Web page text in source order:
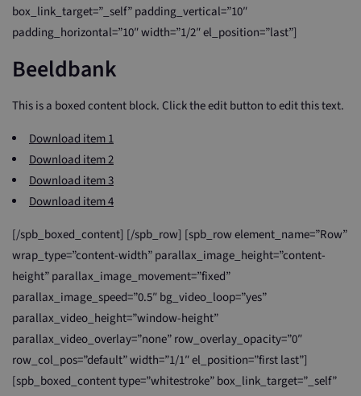
box_link_target=”_self” padding_vertical=”10″
padding_horizontal=”10″ width=”1/2″ el_position=”last”]
Beeldbank
This is a boxed content block. Click the edit button to edit this text.
Download item 1
Download item 2
Download item 3
Download item 4
[/spb_boxed_content] [/spb_row] [spb_row element_name=”Row”
wrap_type=”content-width” parallax_image_height=”content-
height” parallax_image_movement=”fixed”
parallax_image_speed=”0.5″ bg_video_loop=”yes”
parallax_video_height=”window-height”
parallax_video_overlay=”none” row_overlay_opacity=”0″
row_col_pos=”default” width=”1/1″ el_position=”first last”]
[spb_boxed_content type=”whitestroke” box_link_target=”_self”